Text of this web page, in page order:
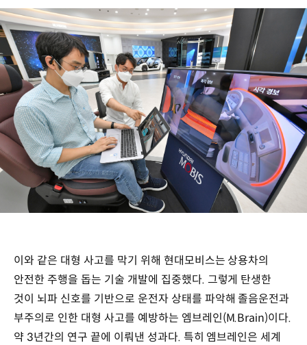
이와 같은 대형 사고를 막기 위해 현대모비스는 상용차의
안전한 주행을 돕는 기술 개발에 집중했다. 그렇게 탄생한
것이 뇌파 신호를 기반으로 운전자 상태를 파악해 졸음운전과
부주의로 인한 대형 사고를 예방하는 엠브레인(M.Brain)이다.
약 3년간의 연구 끝에 이뤄낸 성과다. 특히 엠브레인은 세계